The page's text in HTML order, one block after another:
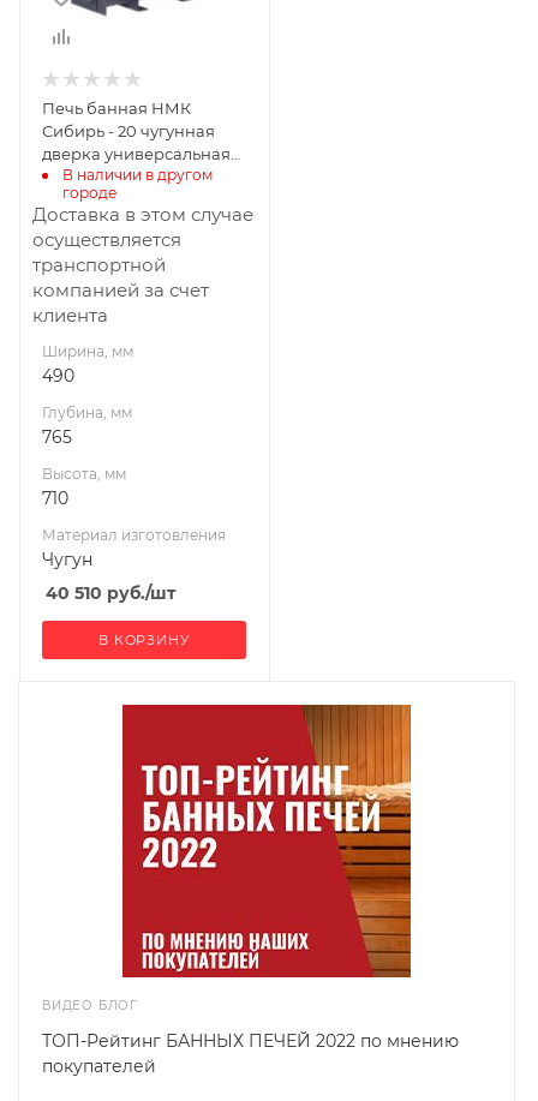
Материал
Чугун
Вид топлива
Дрова
Диаметр дымохода,
мм
115
Длина дров, мм
360
180
12
Печь банная НМК
Сибирь - 20 чугунная
дверка универсальная
сетка пруток
В наличии в другом
городе
Доставка в этом случае
осуществляется
транспортной
компанией за счет
клиента
Ширина, мм
490
Глубина, мм
765
Высота, мм
710
Материал изготовления
Чугун
40 510 руб./шт
В КОРЗИНУ
ВИДЕО БЛОГ
ТОП-Рейтинг БАННЫХ ПЕЧЕЙ 2022 по мнению
покупателей